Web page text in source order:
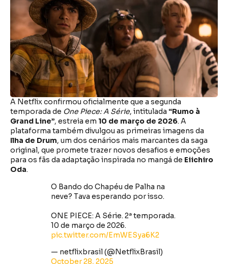
A Netflix confirmou oficialmente que a segunda
temporada de One Piece: A Série, intitulada “Rumo à
Grand Line”, estreia em 10 de março de 2026. A
plataforma também divulgou as primeiras imagens da
Ilha de Drum, um dos cenários mais marcantes da saga
original, que promete trazer novos desafios e emoções
para os fãs da adaptação inspirada no mangá de Eiichiro
Oda.
O Bando do Chapéu de Palha na
neve? Tava esperando por isso.
ONE PIECE: A Série. 2ª temporada.
10 de março de 2026.
pic.twitter.com/EmWESya6K2
— netflixbrasil (@NetflixBrasil)
October 28, 2025